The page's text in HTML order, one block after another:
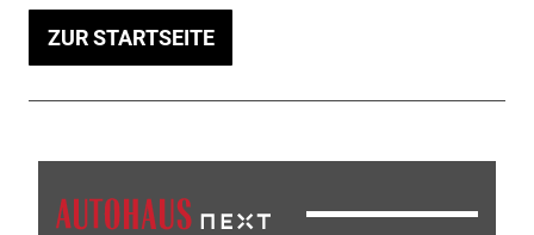
ZUR STARTSEITE